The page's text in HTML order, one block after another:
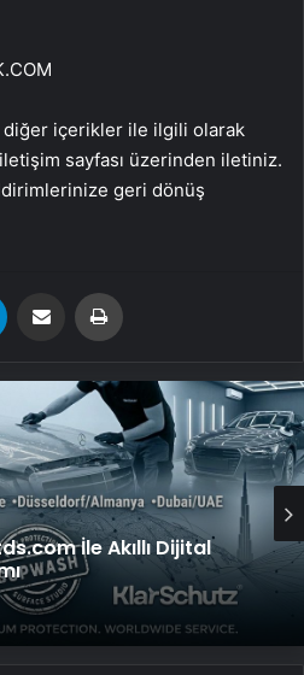
diğer içerikler ile ilgili olarak
sayfası üzerinden iletiniz.
geri dönüş
Email'den paylaş
Türkiye Genelinde
ve Yol Yardım Atağı